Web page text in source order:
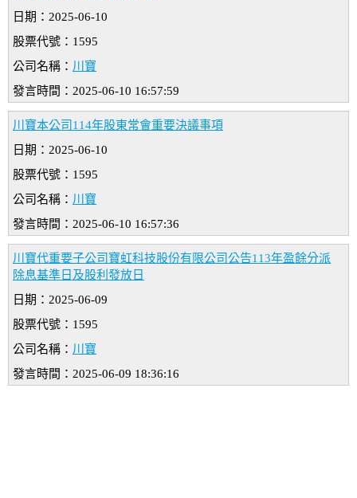
日期：2025-06-10
股票代號：1595
公司名稱： 川寶
發言時間：2025-06-10 16:57:59
川寶本公司114年股東常會重要決議事項
日期：2025-06-10
股票代號：1595
公司名稱： 川寶
發言時間：2025-06-10 16:57:36
川寶代重要子公司寶虹科技股份有限公司公告113年盈餘分派
除息基準日及股利發放日
日期：2025-06-09
股票代號：1595
公司名稱： 川寶
發言時間：2025-06-09 18:36:16